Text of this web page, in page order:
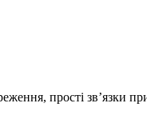
прості зв’язки